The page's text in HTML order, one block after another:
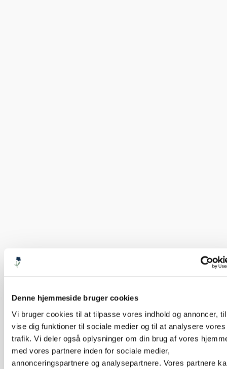
Denne hjemmeside bruger cookies
Vi bruger cookies til at tilpasse vores indhold og annoncer,
vise dig funktioner til sociale medier og til at analysere vores
trafik. Vi deler også oplysninger om din brug af vores
med vores partnere inden for sociale medier,
annonceringspartnere og analysepartnere. Vores partnere
Cement skjuler
39,50 kr.–109,50 kr.Vælg muligheder